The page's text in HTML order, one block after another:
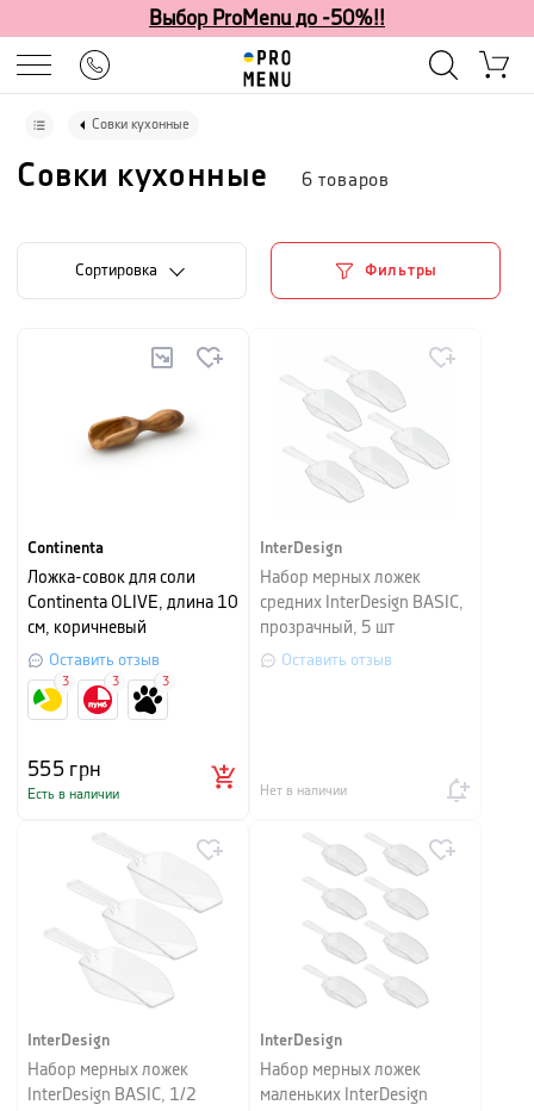
Выбор ProMenu до -50%!!
Совки кухонные
Совки кухонные 6 товаров
Cортировка Фильтры
Continenta
Ложка-совок для соли
Continenta OLIVE, длина 10
см, коричневый
Оставить отзыв
555грн
Есть в наличии
3 3 3
InterDesign
Набор мерных ложек
средних InterDesign BASIC,
прозрачный, 5 шт
Оставить отзыв
Нет в наличии
InterDesign
Набор мерных ложек
InterDesign BASIC, 1/2
InterDesign
Набор мерных ложек
маленьких InterDesign